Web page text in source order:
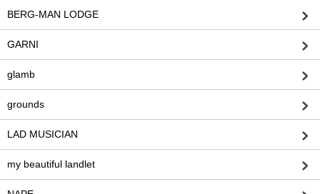
BERG-MAN LODGE
GARNI
glamb
grounds
LAD MUSICIAN
my beautiful landlet